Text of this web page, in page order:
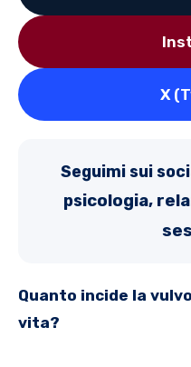
X
Seguimi sui
psicologia, rela
Quanto incide la
vita?